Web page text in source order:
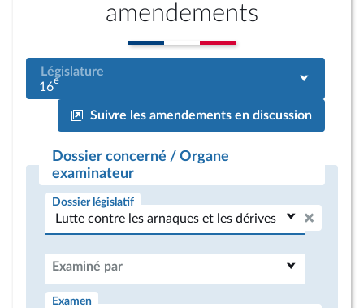
amendements
Législature
16e
Suivre les amendements en discussion
Dossier concerné / Organe
examinateur
Dossier législatif
Examiné par
Examen